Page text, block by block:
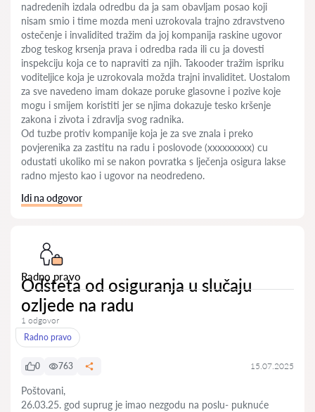
nadredenih izdala odredbu da ja sam obavljam posao koji
nisam smio i time mozda meni uzrokovala trajno zdravstveno
ostečenje i invalidited tražim da joj kompanija raskine ugovor
zbog teskog krsenja prava i odredba rada ili cu ja dovesti
inspekciju koja ce to napraviti za njih. Takooder tražim ispriku
voditeljice koja je uzrokovala možda trajni invaliditet. Uostalom
za sve navedeno imam dokaze poruke glasovne i pozive koje
mogu i smijem koristiti jer se njima dokazuje tesko kršenje
zakona i zivota i zdravlja svog radnika.
Od tuzbe protiv kompanije koja je za sve znala i preko
povjerenika za zastitu na radu i poslovode (xxxxxxxxx) cu
odustati ukoliko mi se nakon povratka s lječenja osigura lakse
radno mjesto kao i ugovor na neodredeno.
Idi na odgovor
Radno pravo
Odšteta od osiguranja u slučaju
ozljede na radu
1 odgovor
Radno pravo
0 763 15.07.2025
Poštovani,
26.03.25. god suprug je imao nezgodu na poslu- puknuće